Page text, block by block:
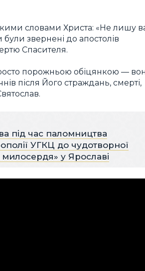
словами Христа: «Не лишу
звернені до апостолів
Спасителя.
порожньою обіцянкою —
після Його страждань, смерті,
під час паломництва
УГКЦ до чудотворної
милосердя» у Ярославі